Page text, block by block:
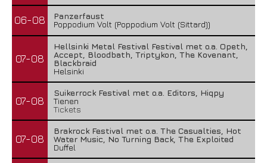
06-08
Panzerfaust
Poppodium Volt (Poppodium Volt (Sittard))
07-08
Hellsinki Metal Festival Festival met o.a. Opeth,
Accept, Bloodbath, Triptykon, The Kovenant,
Blackbraid
Helsinki
07-08
Suikerrock Festival met o.a. Editors, Hiqpy
Tienen
Tickets
07-08
Brakrock Festival met o.a. The Casualties, Hot
Water Music, No Turning Back, The Exploited
Duffel